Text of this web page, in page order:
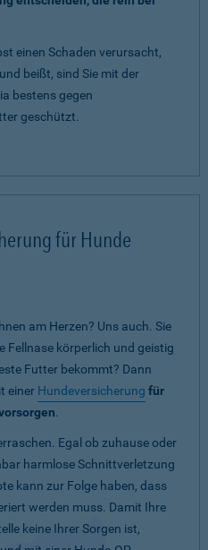
einen Schaden verursacht,
beißt, sind Sie mit der
bestens gegen
geschützt.
für Hunde
am Herzen? Uns auch. Sie
Fellnase körperlich und geistig
Futter bekommt? Dann
einer Hundeversicherung für
.
Egal ob zuhause oder
harmlose Schnittverletzung
kann zur Folge haben, dass
werden muss. Damit Ihre
keine Ihrer Sorgen ist,